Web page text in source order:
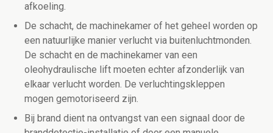
afkoeling.
De schacht, de machinekamer of het geheel worden op
een natuurlijke manier verlucht via buitenluchtmonden.
De schacht en de machinekamer van een
oleohydraulische lift moeten echter afzonderlijk van
elkaar verlucht worden. De verluchtingskleppen
mogen gemotoriseerd zijn.
Bij brand dient na ontvangst van een signaal door de